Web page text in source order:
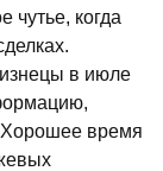
чутье, когда
в июле
время